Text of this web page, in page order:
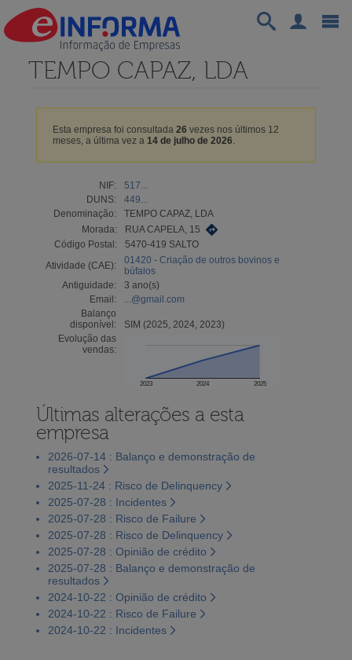
TEMPO CAPAZ, LDA
Esta empresa foi consultada 26 vezes nos últimos 12
meses, a última vez a 14 de julho de 2026.
NIF:
517...
DUNS:
449...
Denominação:
TEMPO CAPAZ, LDA
Morada:
RUA CAPELA, 15
Código Postal:
5470-419 SALTO
Atividade (CAE):
01420 - Criação de outros bovinos e
búfalos
Antiguidade:
3 ano(s)
Email:
...@gmail.com
Balanço
disponível:
SIM (2025, 2024, 2023)
Evolução das
vendas:
2023 2024 2025
Últimas alterações a esta
empresa
2026-07-14 : Balanço e demonstração de
resultados
2025-11-24 : Risco de Delinquency
2025-07-28 : Incidentes
2025-07-28 : Risco de Failure
2025-07-28 : Risco de Delinquency
2025-07-28 : Opinião de crédito
2025-07-28 : Balanço e demonstração de
resultados
2024-10-22 : Opinião de crédito
2024-10-22 : Risco de Failure
2024-10-22 : Incidentes